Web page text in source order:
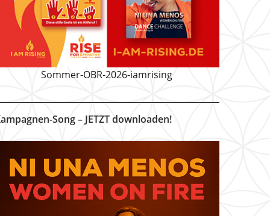
Sommer-OBR-2026-iamrising
Song – JETZT downloaden!